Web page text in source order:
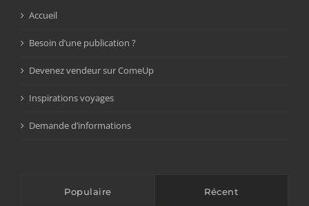
Accueil
Besoin d’une publication ?
Devenez vendeur sur ComeUp
Inspirations voyages
Demande d’informations
Populaire Récent